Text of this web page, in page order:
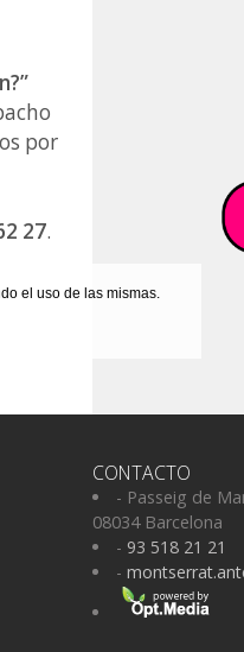
por
27.
CONTACTO
- Passeig de
08034 Barcelona
- 93 518 21 21
-
el uso de las mismas.